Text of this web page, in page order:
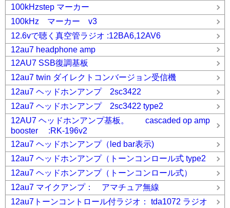
100kHzstep マーカー
100kHz マーカー v3
12.6vで聴く真空管ラジオ :12BA6,12AV6
12au7 headphone amp
12AU7 SSB復調基板
12au7 twin ダイレクトコンバージョン受信機
12au7 ヘッドホンアンプ 2sc3422
12au7 ヘッドホンアンプ 2sc3422 type2
12AU7 ヘッドホンアンプ基板。 cascaded op amp
booster :RK-196v2
12au7 ヘッドホンアンプ（led bar表示)
12au7 ヘッドホンアンプ（トーンコンロール式 type2
12au7 ヘッドホンアンプ（トーンコンロール式）
12au7 マイクアンプ： アマチュア無線
12au7トーンコントロール付ラジオ： tda1072 ラジオ